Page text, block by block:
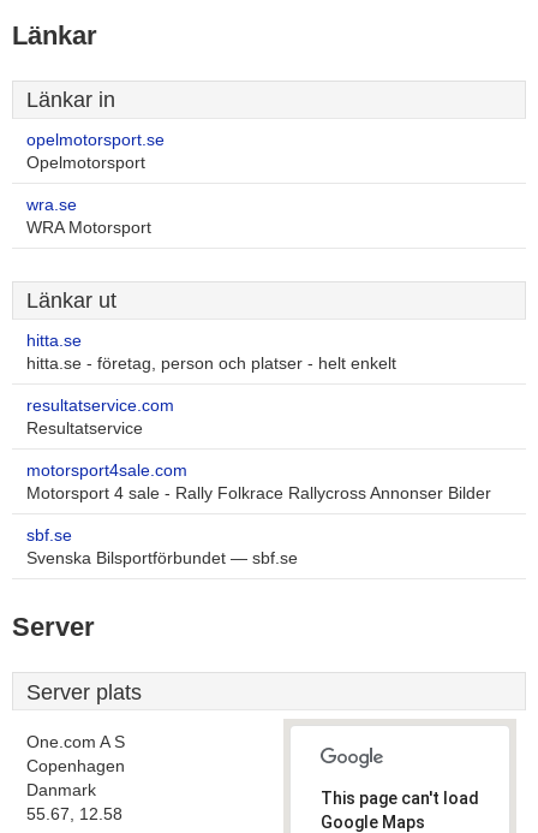
Länkar
Länkar in
opelmotorsport.se
Opelmotorsport
wra.se
WRA Motorsport
Länkar ut
hitta.se
hitta.se - företag, person och platser - helt enkelt
resultatservice.com
Resultatservice
motorsport4sale.com
Motorsport 4 sale - Rally Folkrace Rallycross Annonser Bilder
sbf.se
Svenska Bilsportförbundet — sbf.se
Server
Server plats
One.com A S
Copenhagen
Danmark
55.67, 12.58
This page can't load
Google Maps